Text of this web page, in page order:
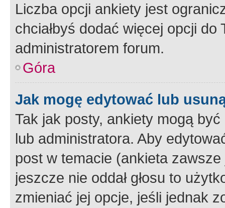
Liczba opcji ankiety jest
chciałbyś dodać więcej opcji
administratorem forum.
Góra
Jak mogę edytować lub
Tak jak posty, ankiety mogą
lub administratora. Aby
post w temacie (ankieta
jeszcze nie oddał głosu to
zmieniać jej opcje, jeśli jednak